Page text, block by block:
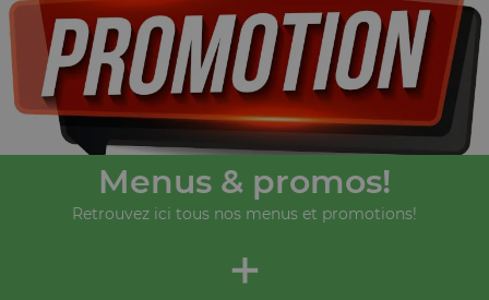
Menus & promos!
Retrouvez ici tous nos menus et promotions!
+